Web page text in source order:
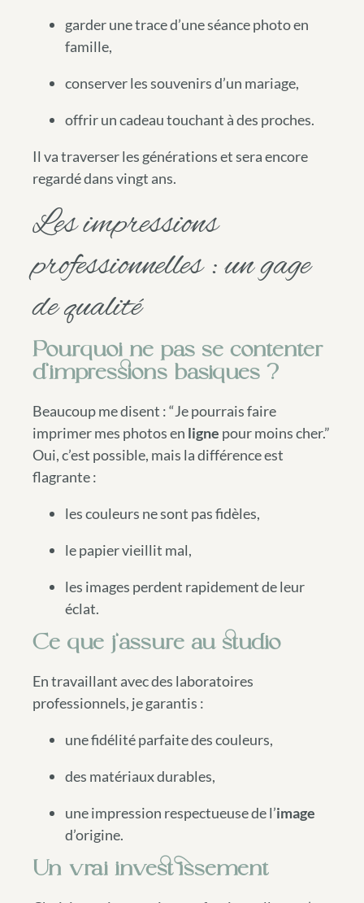
garder une trace d’une séance photo en
famille,
conserver les souvenirs d’un mariage,
offrir un cadeau touchant à des proches.
Il va traverser les générations et sera encore
regardé dans vingt ans.
Les impressions
professionnelles : un gage
de qualité
Pourquoi ne pas se contenter
d’impressions basiques ?
Beaucoup me disent : “Je pourrais faire
imprimer mes photos en ligne pour moins cher.”
Oui, c’est possible, mais la différence est
flagrante :
les couleurs ne sont pas fidèles,
le papier vieillit mal,
les images perdent rapidement de leur
éclat.
Ce que j’assure au studio
En travaillant avec des laboratoires
professionnels, je garantis :
une fidélité parfaite des couleurs,
des matériaux durables,
une impression respectueuse de l’image
d’origine.
Un vrai investissement